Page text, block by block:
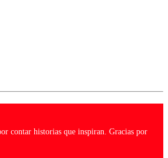
contar historias que inspiran. Gracias por